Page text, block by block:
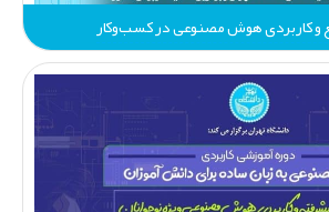
هوش مصنوعی در کسب‌وکار